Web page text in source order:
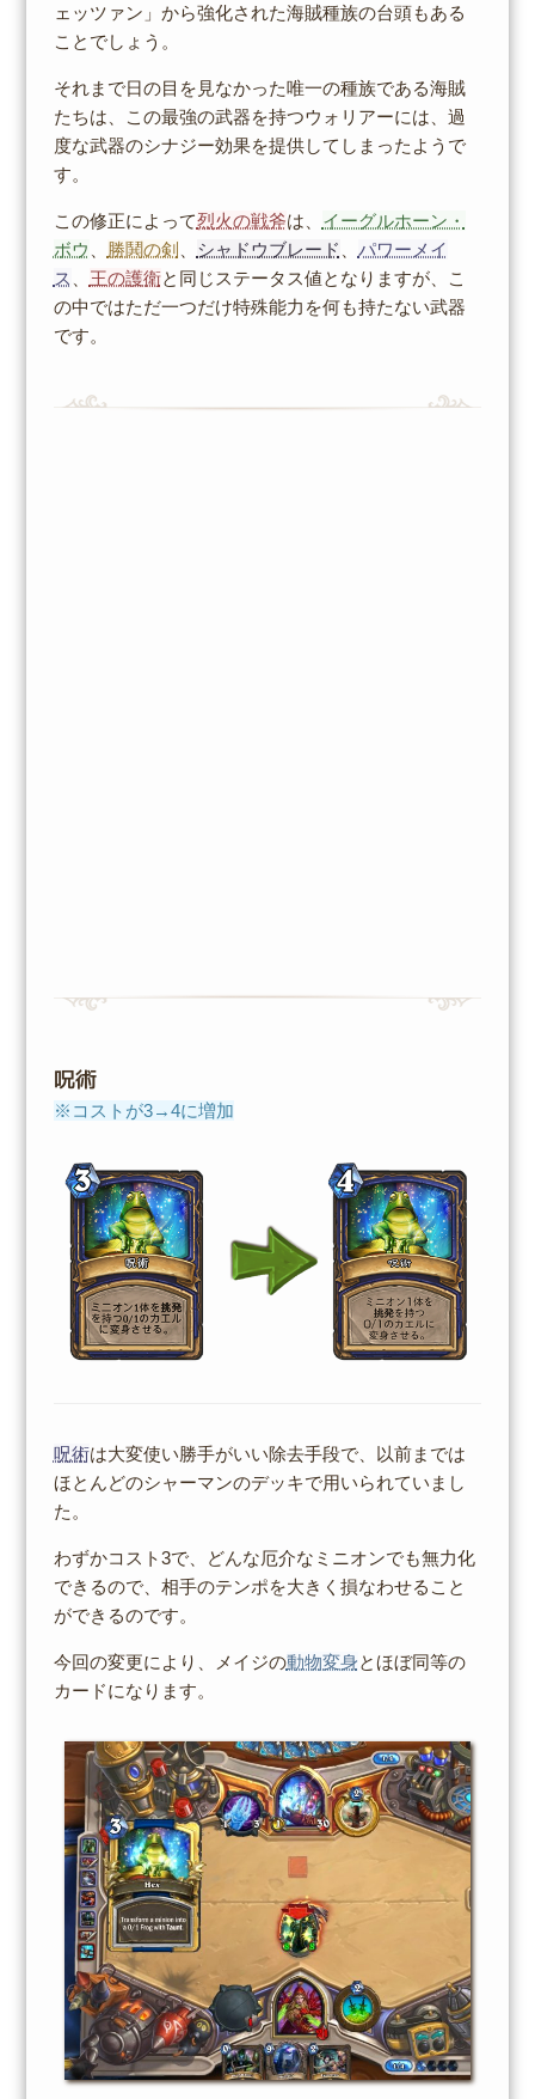
ェッツァン」から強化された海賊種族の台頭もある
ことでしょう。
それまで日の目を見なかった唯一の種族である海賊
たちは、この最強の武器を持つウォリアーには、過
度な武器のシナジー効果を提供してしまったようで
す。
この修正によって烈火の戦斧は、 イーグルホーン・
ボウ
勝鬨の剣 シャドウブレード
パワーメイ
ス
王の護衛と同じステータス値となりますが、こ
の中ではただ一つだけ特殊能力を何も持たない武器
です。
呪術
※コストが3→4に増加
呪術は大変使い勝手がいい除去手段で、以前までは
ほとんどのシャーマンのデッキで用いられていまし
た。
わずかコスト3で、どんな厄介なミニオンでも無力化
できるので、相手のテンポを大きく損なわせること
ができるのです。
今回の変更により、メイジの動物変身とほぼ同等の
カードになります。